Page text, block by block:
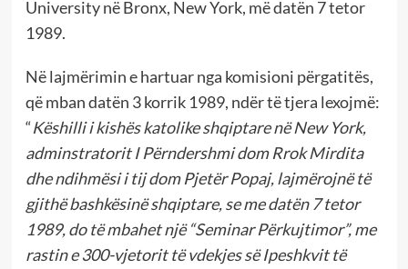
University në Bronx, New York, më datën 7 tetor
1989.
Në lajmërimin e hartuar nga komisioni përgatitës,
që mban datën 3 korrik 1989, ndër të tjera lexojmë:
“Këshilli i kishës katolike shqiptare në New York,
adminstratorit I Përndershmi dom Rrok Mirdita
dhe ndihmësi i tij dom Pjetër Popaj, lajmërojnë të
gjithë bashkësinë shqiptare, se me datën 7 tetor
1989, do të mbahet një “Seminar Përkujtimor”, me
rastin e 300-vjetorit të vdekjes së Ipeshkvit të